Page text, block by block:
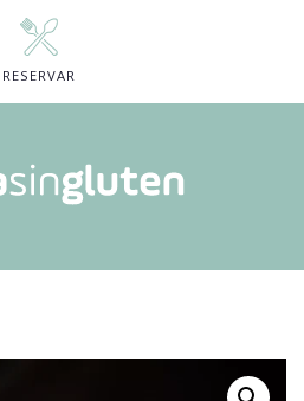
RESERVAR